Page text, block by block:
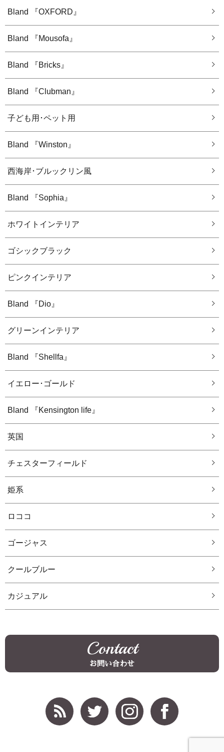
Bland 『OXFORD』
Bland 『Mousofa』
Bland 『Bricks』
Bland 『Clubman』
子ども用･ペット用
Bland 『Winston』
西海岸･ブルックリン風
Bland 『Sophia』
ホワイトインテリア
ゴシックブラック
ピンクインテリア
Bland 『Dio』
グリーンインテリア
Bland 『Shellfa』
イエロー･ゴールド
Bland 『Kensington life』
英国
チェスターフィールド
姫系
ロココ
ゴージャス
クールブルー
カジュアル
Contact
お問い合わせ